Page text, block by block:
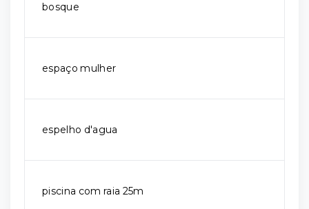
bosque
espaço mulher
espelho d'agua
piscina com raia 25m